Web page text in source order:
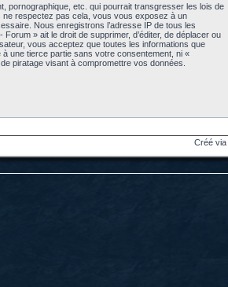
pornographique, etc. qui pourrait transgresser les lois de
ne respectez pas cela, vous vous exposez à un
Nous enregistrons l’adresse IP de tous les
» ait le droit de supprimer, d’éditer, de déplacer ou
vous acceptez que toutes les informations que
une tierce partie sans votre consentement, ni «
piratage visant à compromettre vos données.
Créé via